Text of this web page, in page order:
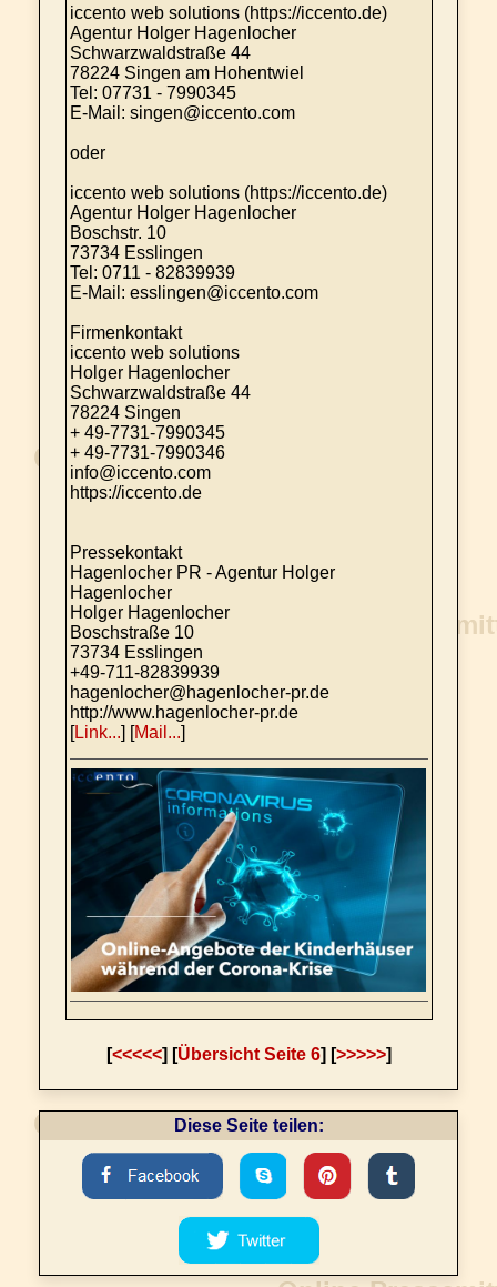
iccento web solutions (https://iccento.de)
Agentur Holger Hagenlocher
Schwarzwaldstraße 44
78224 Singen am Hohentwiel
Tel: 07731 - 7990345
E-Mail: singen@iccento.com
oder
iccento web solutions (https://iccento.de)
Agentur Holger Hagenlocher
Boschstr. 10
73734 Esslingen
Tel: 0711 - 82839939
E-Mail: esslingen@iccento.com
Firmenkontakt
iccento web solutions
Holger Hagenlocher
Schwarzwaldstraße 44
78224 Singen
+ 49-7731-7990345
+ 49-7731-7990346
info@iccento.com
https://iccento.de
Pressekontakt
Hagenlocher PR - Agentur Holger
Hagenlocher
Holger Hagenlocher
Boschstraße 10
73734 Esslingen
+49-711-82839939
hagenlocher@hagenlocher-pr.de
http://www.hagenlocher-pr.de
[Link...] [Mail...]
[<<<<<] [Übersicht Seite 6] [>>>>>]
Diese Seite teilen: